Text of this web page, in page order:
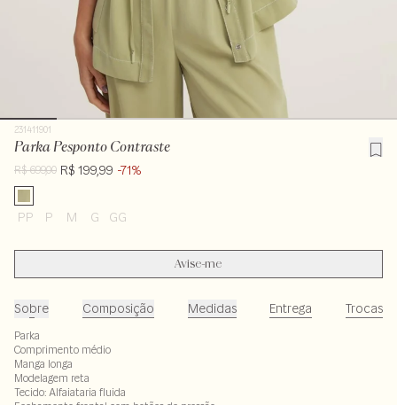
231411901
Parka Pesponto Contraste
R$ 699,00 R$ 199,99 -71%
PP P M G GG
Avise-me
Sobre Composição Medidas Entrega Trocas
Parka
Comprimento médio
Manga longa
Modelagem reta
Tecido: Alfaiataria fluida